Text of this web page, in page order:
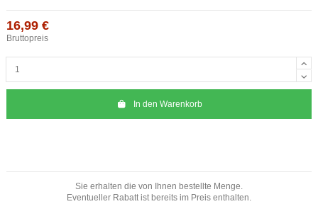
16,99 €
Bruttopreis
In den Warenkorb
Sie erhalten die von Ihnen bestellte Menge.
Eventueller Rabatt ist bereits im Preis enthalten.